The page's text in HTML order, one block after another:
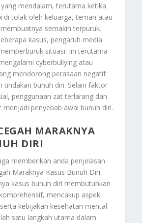
mendalam, terutama ketika
di tolak oleh keluarga, teman atau
semakin terpuruk.
kasus, pengaruh media
situasi. Ini terutama
cyberbullying atau
mendorong perasaan negatif
tindakan bunuh diri. Selain faktor
penggunaan zat terlarang dan
penyebab awal bunuh diri.
MARAKNYA
DIRI
memberikan anda penjelasan
Maraknya Kasus Bunuh Diri.
kasus bunuh diri membutuhkan
mencakup aspek
kebijakan kesehatan mental
satu langkah utama dalam